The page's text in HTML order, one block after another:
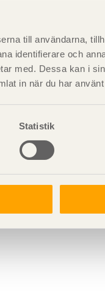
till användarna,
identifierare och
med. Dessa kan i
in när du har
Statistik